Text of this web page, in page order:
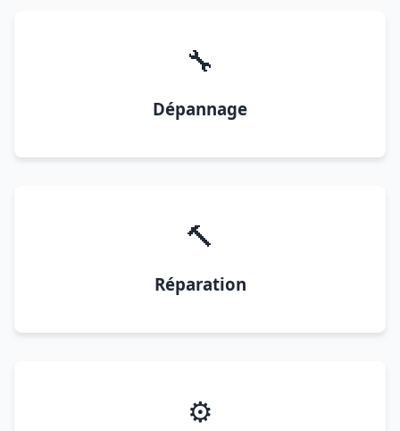
🔧
Dépannage
🔨
Réparation
⚙️